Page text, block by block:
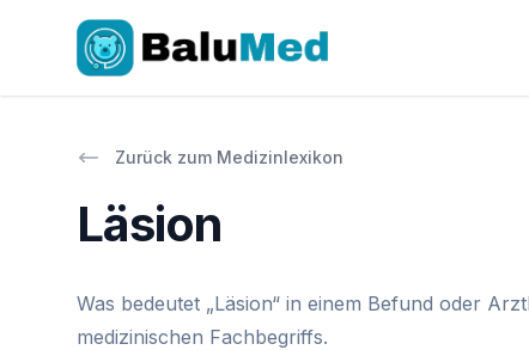
Zurück zum Medizinlexikon
Läsion
Was bedeutet „Läsion“ in einem Befund oder
medizinischen Fachbegriffs.